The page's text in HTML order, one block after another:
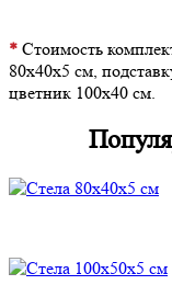
* Стоимость
80х40х5 см,
цветник 100х40 см.